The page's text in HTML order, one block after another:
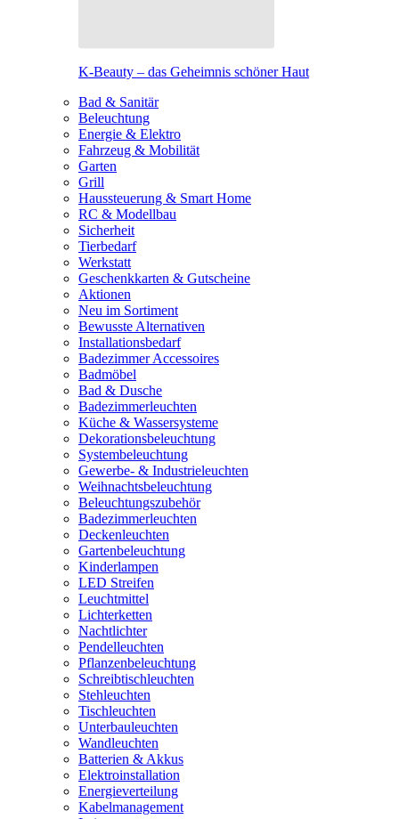
K-Beauty – das Geheimnis schöner Haut
Bad & Sanitär
Beleuchtung
Energie & Elektro
Fahrzeug & Mobilität
Garten
Grill
Haussteuerung & Smart Home
RC & Modellbau
Sicherheit
Tierbedarf
Werkstatt
Geschenkkarten & Gutscheine
Aktionen
Neu im Sortiment
Bewusste Alternativen
Installationsbedarf
Badezimmer Accessoires
Badmöbel
Bad & Dusche
Badezimmerleuchten
Küche & Wassersysteme
Dekorationsbeleuchtung
Systembeleuchtung
Gewerbe- & Industrieleuchten
Weihnachtsbeleuchtung
Beleuchtungszubehör
Badezimmerleuchten
Deckenleuchten
Gartenbeleuchtung
Kinderlampen
LED Streifen
Leuchtmittel
Lichterketten
Nachtlichter
Pendelleuchten
Pflanzenbeleuchtung
Schreibtischleuchten
Stehleuchten
Tischleuchten
Unterbauleuchten
Wandleuchten
Batterien & Akkus
Elektroinstallation
Energieverteilung
Kabelmanagement